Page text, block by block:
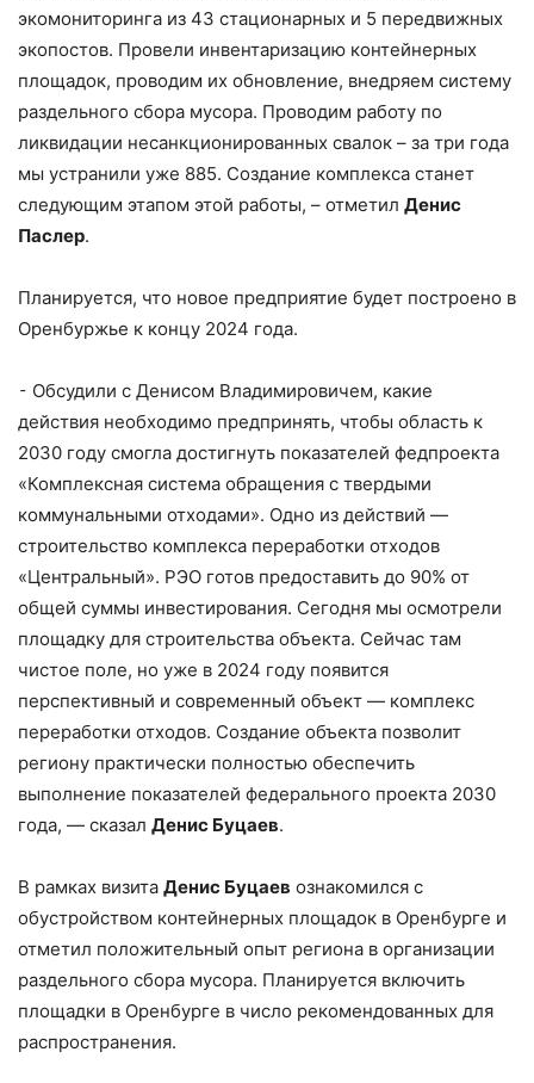
экомониторинга из 43 стационарных и 5 передвижных
экопостов. Провели инвентаризацию контейнерных
площадок, проводим их обновление, внедряем систему
раздельного сбора мусора. Проводим работу по
ликвидации несанкционированных свалок – за три года
мы устранили уже 885. Создание комплекса станет
следующим этапом этой работы, – отметил Денис
Паслер.
Планируется, что новое предприятие будет построено в
Оренбуржье к концу 2024 года.
⁃ Обсудили с Денисом Владимировичем, какие
действия необходимо предпринять, чтобы область к
2030 году смогла достигнуть показателей федпроекта
«Комплексная система обращения с твердыми
коммунальными отходами». Одно из действий —
строительство комплекса переработки отходов
«Центральный». РЭО готов предоставить до 90% от
общей суммы инвестирования. Сегодня мы осмотрели
площадку для строительства объекта. Сейчас там
чистое поле, но уже в 2024 году появится
перспективный и современный объект — комплекс
переработки отходов. Создание объекта позволит
региону практически полностью обеспечить
выполнение показателей федерального проекта 2030
года, — сказал Денис Буцаев.
В рамках визита Денис Буцаев ознакомился с
обустройством контейнерных площадок в Оренбурге и
отметил положительный опыт региона в организации
раздельного сбора мусора. Планируется включить
площадки в Оренбурге в число рекомендованных для
распространения.